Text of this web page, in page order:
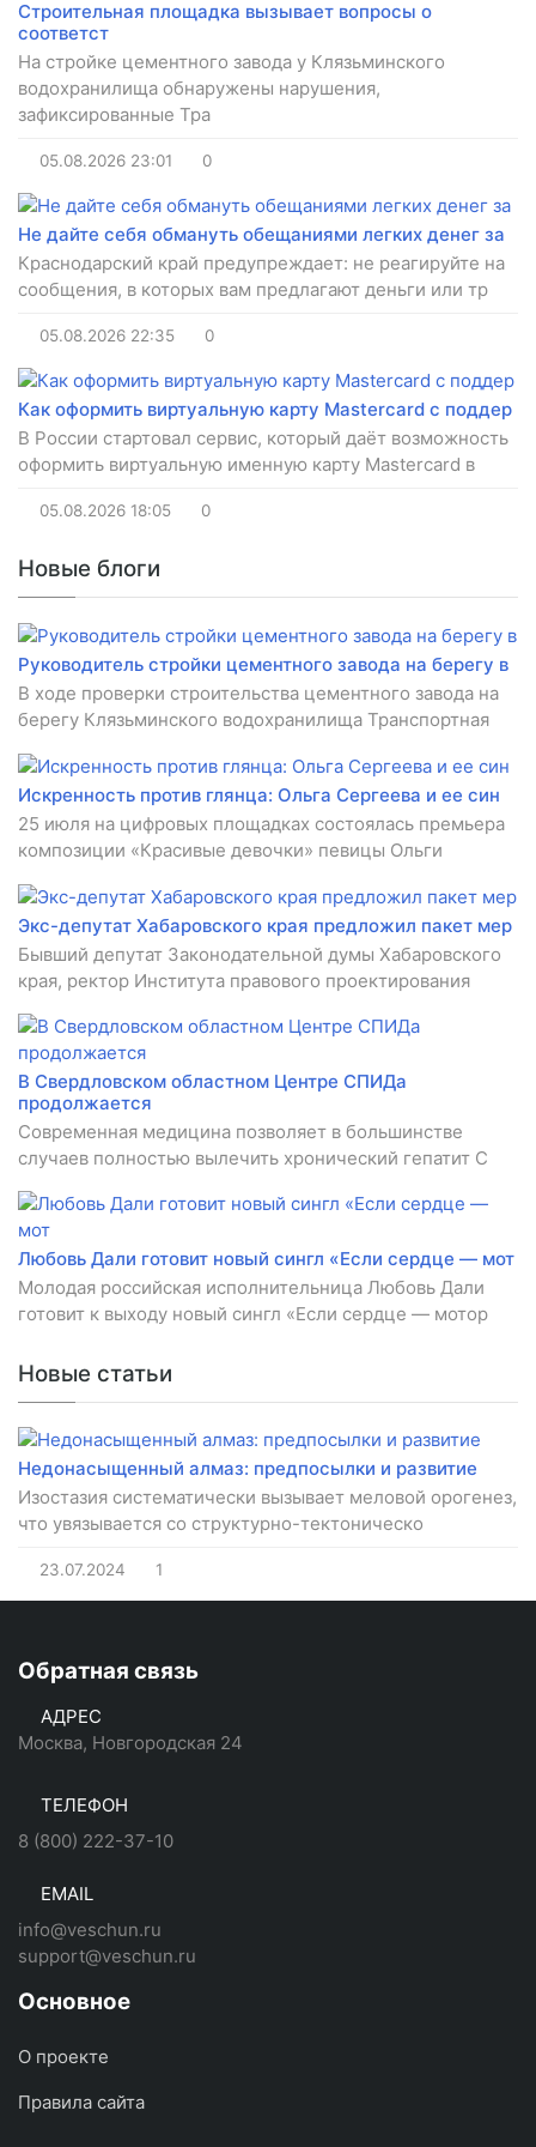
Строительная площадка вызывает вопросы о
соответст
На стройке цементного завода у Клязьминского
водохранилища обнаружены нарушения,
зафиксированные Тра
05.08.2026 23:01 0
Не дайте себя обмануть обещаниями легких денег за
Краснодарский край предупреждает: не реагируйте на
сообщения, в которых вам предлагают деньги или тр
05.08.2026 22:35 0
Как оформить виртуальную карту Mastercard с поддер
В России стартовал сервис, который даёт возможность
оформить виртуальную именную карту Mastercard в
05.08.2026 18:05 0
Новые блоги
Руководитель стройки цементного завода на берегу в
В ходе проверки строительства цементного завода на
берегу Клязьминского водохранилища Транспортная
Искренность против глянца: Ольга Сергеева и ее син
25 июля на цифровых площадках состоялась премьера
композиции «Красивые девочки» певицы Ольги
Экс-депутат Хабаровского края предложил пакет мер
Бывший депутат Законодательной думы Хабаровского
края, ректор Института правового проектирования
В Свердловском областном Центре СПИДа
продолжается
Современная медицина позволяет в большинстве
случаев полностью вылечить хронический гепатит C
Любовь Дали готовит новый сингл «Если сердце — мот
Молодая российская исполнительница Любовь Дали
готовит к выходу новый сингл «Если сердце — мотор
Новые статьи
Недонасыщенный алмаз: предпосылки и развитие
Изостазия систематически вызывает меловой орогенез,
что увязывается со структурно-тектоническо
23.07.2024 1
Обратная связь
АДРЕС
Москва, Новгородская 24
ТЕЛЕФОН
8 (800) 222-37-10
EMAIL
info@veschun.ru
support@veschun.ru
Основное
О проекте
Правила сайта